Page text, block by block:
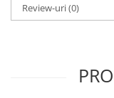
Review-uri(0)